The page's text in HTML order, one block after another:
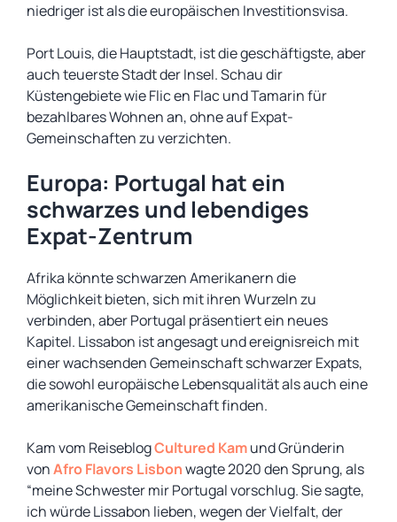
niedriger ist als die europäischen Investitionsvisa.
Port Louis, die Hauptstadt, ist die geschäftigste, aber
auch teuerste Stadt der Insel. Schau dir
Küstengebiete wie Flic en Flac und Tamarin für
bezahlbares Wohnen an, ohne auf Expat-
Gemeinschaften zu verzichten.
Europa: Portugal hat ein
schwarzes und lebendiges
Expat-Zentrum
Afrika könnte schwarzen Amerikanern die
Möglichkeit bieten, sich mit ihren Wurzeln zu
verbinden, aber Portugal präsentiert ein neues
Kapitel. Lissabon ist angesagt und ereignisreich mit
einer wachsenden Gemeinschaft schwarzer Expats,
die sowohl europäische Lebensqualität als auch eine
amerikanische Gemeinschaft finden.
Kam vom ReiseblogCultured Kamund Gründerin
vonAfro Flavors Lisbonwagte 2020 den Sprung, als
“meine Schwester mir Portugal vorschlug. Sie sagte,
ich würde Lissabon lieben, wegen der Vielfalt, der